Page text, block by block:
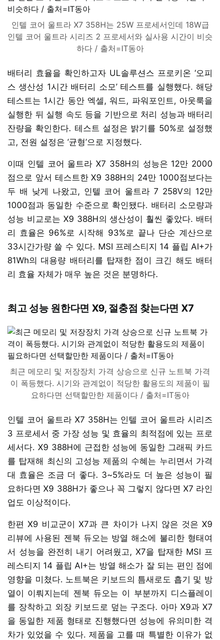
인텔 코어 울트라 X7 358H는 25W 프로세서인데 18W급
인텔 코어 울트라 시리즈 2 프로세서와 실사용 시간이 비슷
하다 / 출처=IT동아
배터리 효율을 확인하고자 UL솔루션스 프로키온 ‘오피
스 생산성 1시간 배터리 소모’ 테스트를 실행했다. 해당
테스트는 1시간 동안 엑셀, 워드, 파워포인트, 아웃룩을
실행한 뒤 실행 속도 등을 기반으로 처리 성능과 배터리
잔량을 확인한다. 테스트 설정은 밝기를 50%로 설정했
고, 전원 설정은 ‘균형’으로 지정했다.
이때 인텔 코어 울트라 X7 358H의 성능은 12만 2000
점으로 앞서 테스트한 X9 388H의 24만 1000점보다는
두 배 낮게 나왔고, 인텔 코어 울트라 7 258V의 12만
1000점과 동일한 수준으로 확인됐다. 배터리 소모량과
성능 비교로는 X9 388H의 생산성이 훨씬 좋았다. 배터
리 효율은 96%로 시작해 93%로 끝나 단순 계산으로
33시간가량 쓸 수 있다. MSI 프레스티지 14 플립 AI+가
81Wh의 대용량 배터리를 탑재한 점이 크긴 해도 배터
리 효율 자체가 매우 높은 것은 분명하다.
최고 성능 원한다면 X9, 절충점 찾는다면 X7
최근 메모리 및 저장장치 가격 상승으로 신규 노트북 가격
이 폭등했다. 시기와 관계없이 적당한 활용도의 제품이 필
요하다면 선택할만한 제품이다 / 출처=IT동아
인텔 코어 울트라 X7 358H는 인텔 코어 울트라 시리즈
3 프로세서 중 가장 성능 및 효율의 최적점에 있는 프로
세서다. X9 388H에 근접한 성능에 동일한 그래픽 카드
를 탑재해 최신의 고성능 제품의 수혜는 누리면서 가격
대 효율은 조금 더 좋다. 3~5%라도 더 높은 성능이 필
요하다면 X9 388H가 좋으나 꼭 그렇지 않다면 X7 라인
업도 이상적이다.
한편 X9 비교군이 X7과 큰 차이가 나지 않은 것은 X9
리뷰에 사용된 젠북 듀오는 방열 해소에 불리한 형태여
서 성능을 완전히 내기 어려웠고, X7을 탑재한 MSI 프
레스티지 14 플립 AI+는 방열 해소가 잘 되는 편인 점에
영향을 미쳤다. 노트북은 키보드의 틈새로도 흡기 및 방
열이 이뤄지는데 젠북 듀오는 이 부분까지 디스플레이
를 장착하고 외장 키보드로 덮는 구조다. 아마 X9과 X7
을 동일한 제품 형태로 진행했다면 성능에 유의미한 격
차가 있었을 수 있다. 제품을 고를 때 특별한 이유가 없